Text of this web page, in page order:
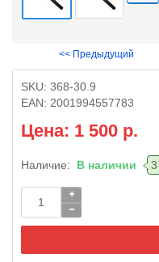
<< Предыдущий
SKU: 368-30.9
EAN: 2001994557783
Цена: 1 500 р.
Наличие: В наличии 3